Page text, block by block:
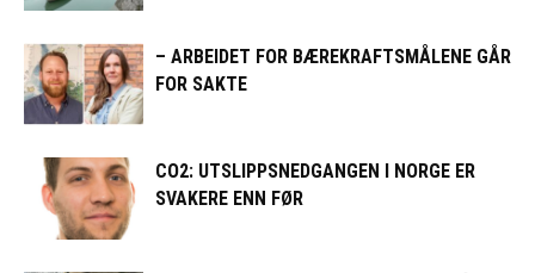
– ARBEIDET FOR BÆREKRAFTSMÅLENE GÅR
FOR SAKTE
CO2: UTSLIPPSNEDGANGEN I NORGE ER
SVAKERE ENN FØR